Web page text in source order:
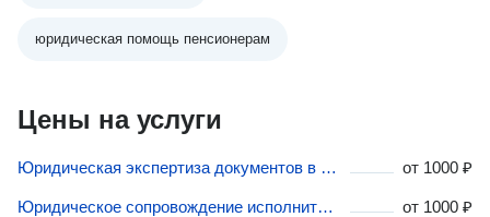
юридическая помощь пенсионерам
Цены на услуги
Юридическая экспертиза документов в Краснодарском крае от 1000 ₽
Юридическое сопровождение исполнительного производства в Краснодарском крае от 1000 ₽